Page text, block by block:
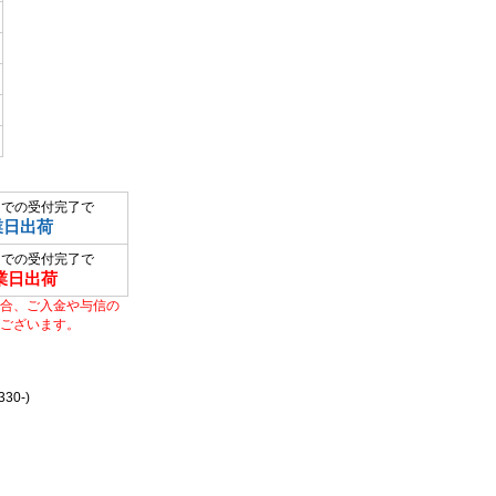
の受付完了で
出荷
の受付完了で
日出荷
、ご入金や与信の
ざいます。
)